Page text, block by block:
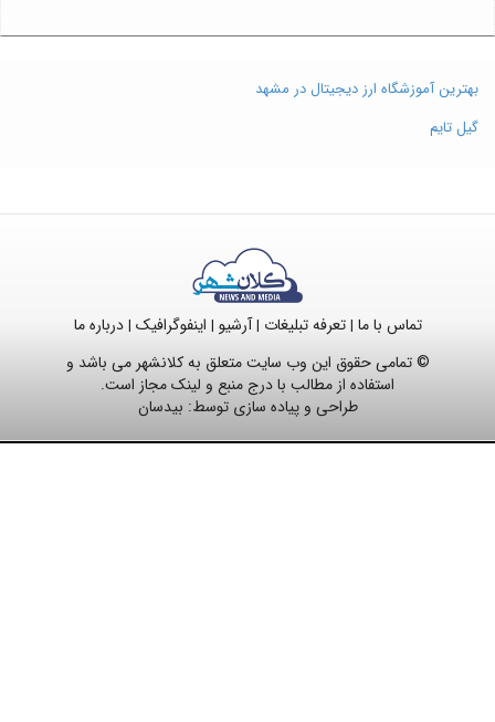
بهترین آموزشگاه ارز دیجیتال در مشهد
گیل تایم
تماس با ما |تعرفه تبلیغات |آرشیو | اینفوگرافیک |درباره ما
© تمامی حقوق این وب سایت متعلق به کلانشهر می باشد و
استفاده از مطالب با درج منبع و لینک مجاز است.
طراحی و پیاده سازی توسط: بیدسان